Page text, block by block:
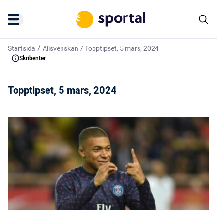
Startsida / Allsvenskan /Topptipset, 5 mars, 2024
Skribenter:
Topptipset, 5 mars, 2024